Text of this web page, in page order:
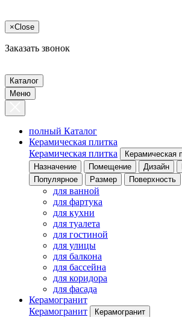
×Close
Заказать звонок
Каталог
Меню
полный Каталог
Керамическая плитка
Керамическая плитка
Керамическая
Назначение
Помещение Дизайн
Популярное
Размер Поверхность
для ванной
для фартука
для кухни
для туалета
для гостиной
для улицы
для балкона
для бассейна
для коридора
для фасада
Керамогранит
Керамогранит
Керамогранит